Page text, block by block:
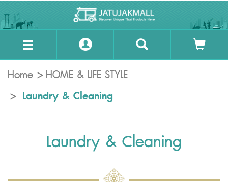
Home HOME & LIFE STYLE
Laundry & Cleaning
Laundry & Cleaning